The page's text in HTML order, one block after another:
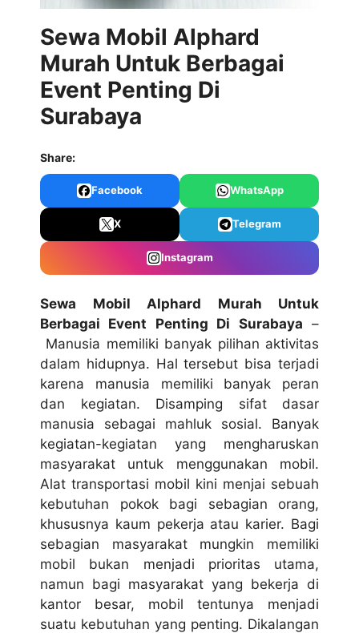
Sewa Mobil Alphard
Murah Untuk Berbagai
Event Penting Di
Surabaya
Share:
Facebook WhatsApp
X Telegram
Instagram
Sewa Mobil Alphard Murah Untuk
Berbagai Event Penting Di Surabaya –
Manusia memiliki banyak pilihan aktivitas
dalam hidupnya. Hal tersebut bisa terjadi
karena manusia memiliki banyak peran
dan kegiatan. Disamping sifat dasar
manusia sebagai mahluk sosial. Banyak
kegiatan-kegiatan yang mengharuskan
masyarakat untuk menggunakan mobil.
Alat transportasi mobil kini menjai sebuah
kebutuhan pokok bagi sebagian orang,
khususnya kaum pekerja atau karier. Bagi
sebagian masyarakat mungkin memiliki
mobil bukan menjadi prioritas utama,
namun bagi masyarakat yang bekerja di
kantor besar, mobil tentunya menjadi
suatu kebutuhan yang penting. Dikalangan